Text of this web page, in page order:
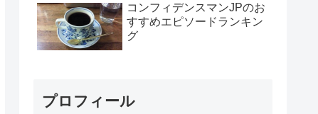
コンフィデンスマンJPのお
すすめエピソードランキン
グ
プロフィール